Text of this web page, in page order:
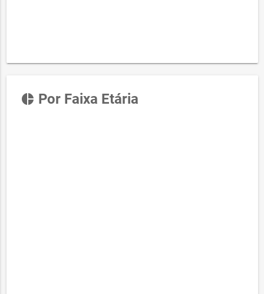
pie_chart Por Faixa Etária